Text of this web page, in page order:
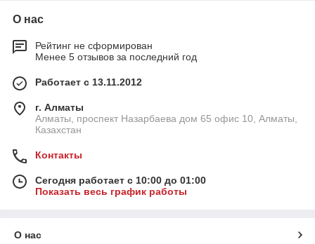
О нас
Рейтинг не сформирован
Менее 5 отзывов за последний год
Работает с 13.11.2012
г. Алматы
Алматы, проспект Назарбаева дом 65 офис 10, Алматы,
Казахстан
Контакты
Сегодня работает с 10:00 до 01:00
Показать весь график работы
О нас